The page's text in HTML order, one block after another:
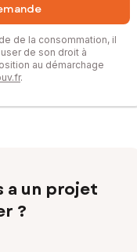
de la consommation, il
de son droit à
au démarchage
.
a un projet
?